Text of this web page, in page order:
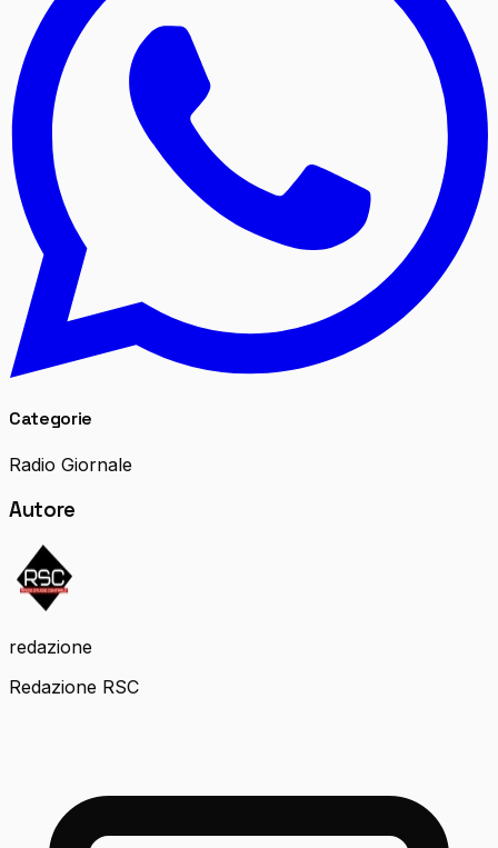
Categorie
Radio Giornale
Autore
redazione
Redazione RSC